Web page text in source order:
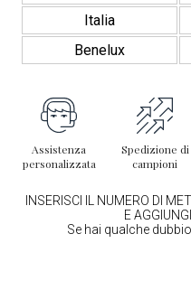
Italia
Benelux
Assistenza
personalizzata
Spedizione di
campioni
INSERISCI IL NUMERO DI
E
Se hai qualche